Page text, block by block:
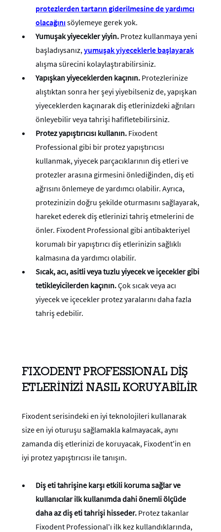
protezlerden tartarın giderilmesine de yardımcı
olacağını söylemeye gerek yok.
Yumuşak yiyecekler yiyin. Protez kullanmaya yeni
başladıysanız,yumuşak yiyeceklerle başlayarak
alışma sürecini kolaylaştırabilirsiniz.
Yapışkan yiyeceklerden kaçının. Protezlerinize
alıştıktan sonra her şeyi yiyebilseniz de, yapışkan
yiyeceklerden kaçınarak diş etlerinizdeki ağrıları
önleyebilir veya tahrişi hafifletebilirsiniz.
Protez yapıştırıcısı kullanın. Fixodent
Professional gibi bir protez yapıştırıcısı
kullanmak, yiyecek parçacıklarının diş etleri ve
protezler arasına girmesini önlediğinden, diş eti
ağrısını önlemeye de yardımcı olabilir. Ayrıca,
protezinizin doğru şekilde oturmasını sağlayarak,
hareket ederek diş etlerinizi tahriş etmelerini de
önler. Fixodent Professional gibi antibakteriyel
korumalı bir yapıştırıcı diş etlerinizin sağlıklı
kalmasına da yardımcı olabilir.
Sıcak, acı, asitli veya tuzlu yiyecek ve içecekler gibi
tetikleyicilerden kaçının.Çok sıcak veya acı
yiyecek ve içecekler protez yaralarını daha fazla
tahriş edebilir.
FIXODENT PROFESSIONAL DİŞ
ETLERİNİZİ NASIL KORUYABİLİR
Fixodent serisindeki en iyi teknolojileri kullanarak
size en iyi oturuşu sağlamakla kalmayacak, aynı
zamanda diş etlerinizi de koruyacak, Fixodent'in en
iyi protez yapıştırıcısı ile tanışın.
Diş eti tahrişine karşı etkili koruma sağlar ve
kullanıcılar ilk kullanımda dahi önemli ölçüde
daha az diş eti tahrişi hisseder. Protez takanlar
Fixodent Professional'ı ilk kez kullandıklarında,